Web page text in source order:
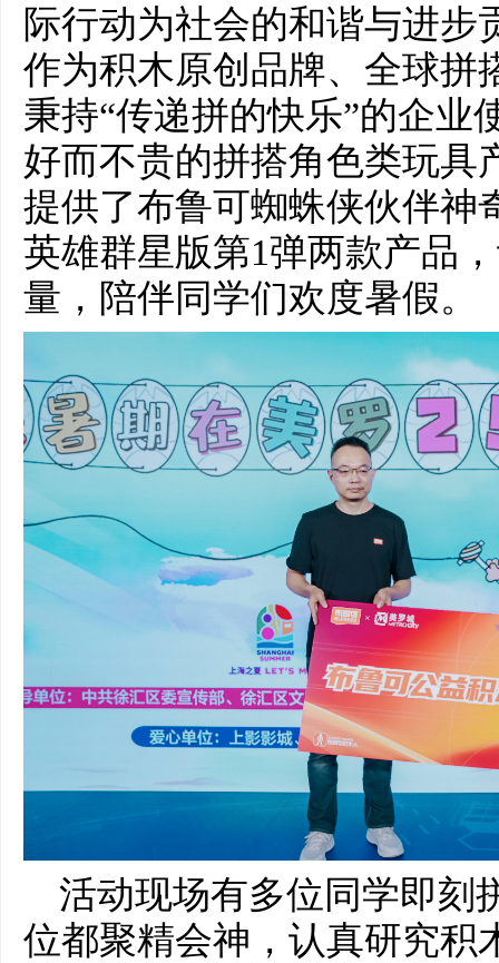
际行动为社会的和谐与进步
作为积木原创品牌、全球拼
秉持“传递拼的快乐”的企业
好而不贵的拼搭角色类玩具
提供了布鲁可蜘蛛侠伙伴神
英雄群星版第1弹两款产品
量，陪伴同学们欢度暑假。
活动现场有多位同学即刻
位都聚精会神，认真研究积